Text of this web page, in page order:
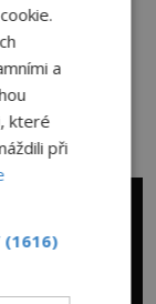
až po strop
stolem a
mocná
o pouhou
a
které
při
(1616)